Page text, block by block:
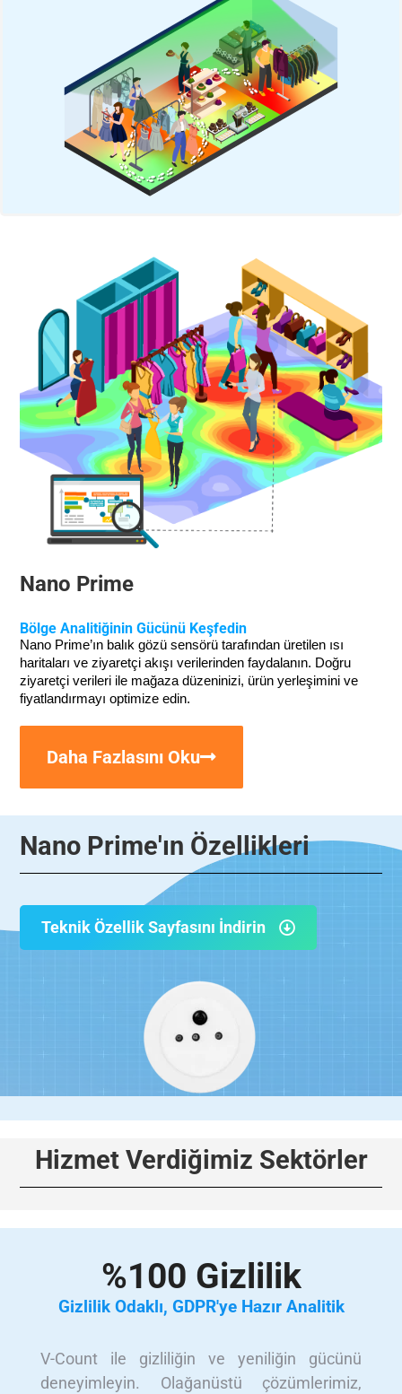
Nano Prime
Bölge Analitiğinin Gücünü Keşfedin
Nano Prime’ın balık gözü sensörü tarafından üretilen ısı
haritaları ve ziyaretçi akışı verilerinden faydalanın. Doğru
ziyaretçi verileri ile mağaza düzeninizi, ürün yerleşimini ve
fiyatlandırmayı optimize edin.
Daha Fazlasını Oku
Nano Prime'ın Özellikleri
Teknik Özellik Sayfasını İndirin
Hizmet Verdiğimiz Sektörler
%100 Gizlilik
Gizlilik Odaklı, GDPR'ye Hazır Analitik
V-Count ile gizliliğin ve yeniliğin gücünü
deneyimleyin. Olağanüstü çözümlerimiz,